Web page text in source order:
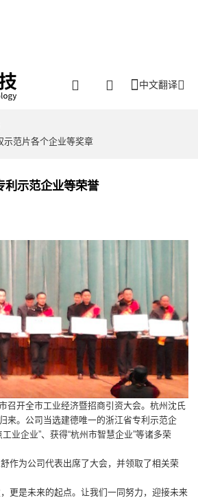
中文翻译
示范片各个企业等奖章
利示范企业等荣誉
召开全市工业经济暨招商引资大会。杭州沈氏
来。公司当选建德唯一的浙江省专利示范企
业企业”、获得“杭州市智慧企业”等诸多荣
作为公司代表出席了大会，并领取了相关荣
更是未来的起点。让我们一同努力，迎接未来